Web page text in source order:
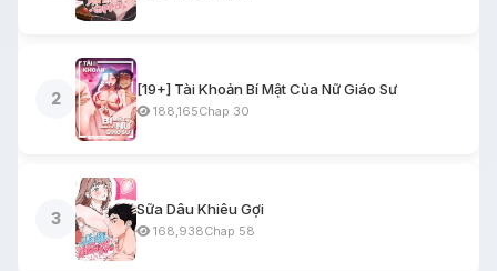
2
[19+] Tài Khoản Bí Mật Của Nữ Giáo Sư
188,165Chap 30
3
Sữa Dâu Khiêu Gợi
168,938Chap 58